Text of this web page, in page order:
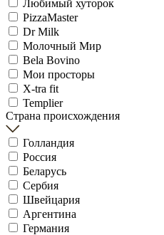
Любимый хуторок
PizzaMaster
Dr Milk
Молочный Мир
Bela Bovino
Мои просторы
X-tra fit
Templier
Страна происхождения
Голландия
Россия
Беларусь
Сербия
Швейцария
Аргентина
Германия